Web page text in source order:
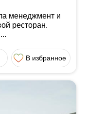
менеджмент и
ресторан.
В избранное